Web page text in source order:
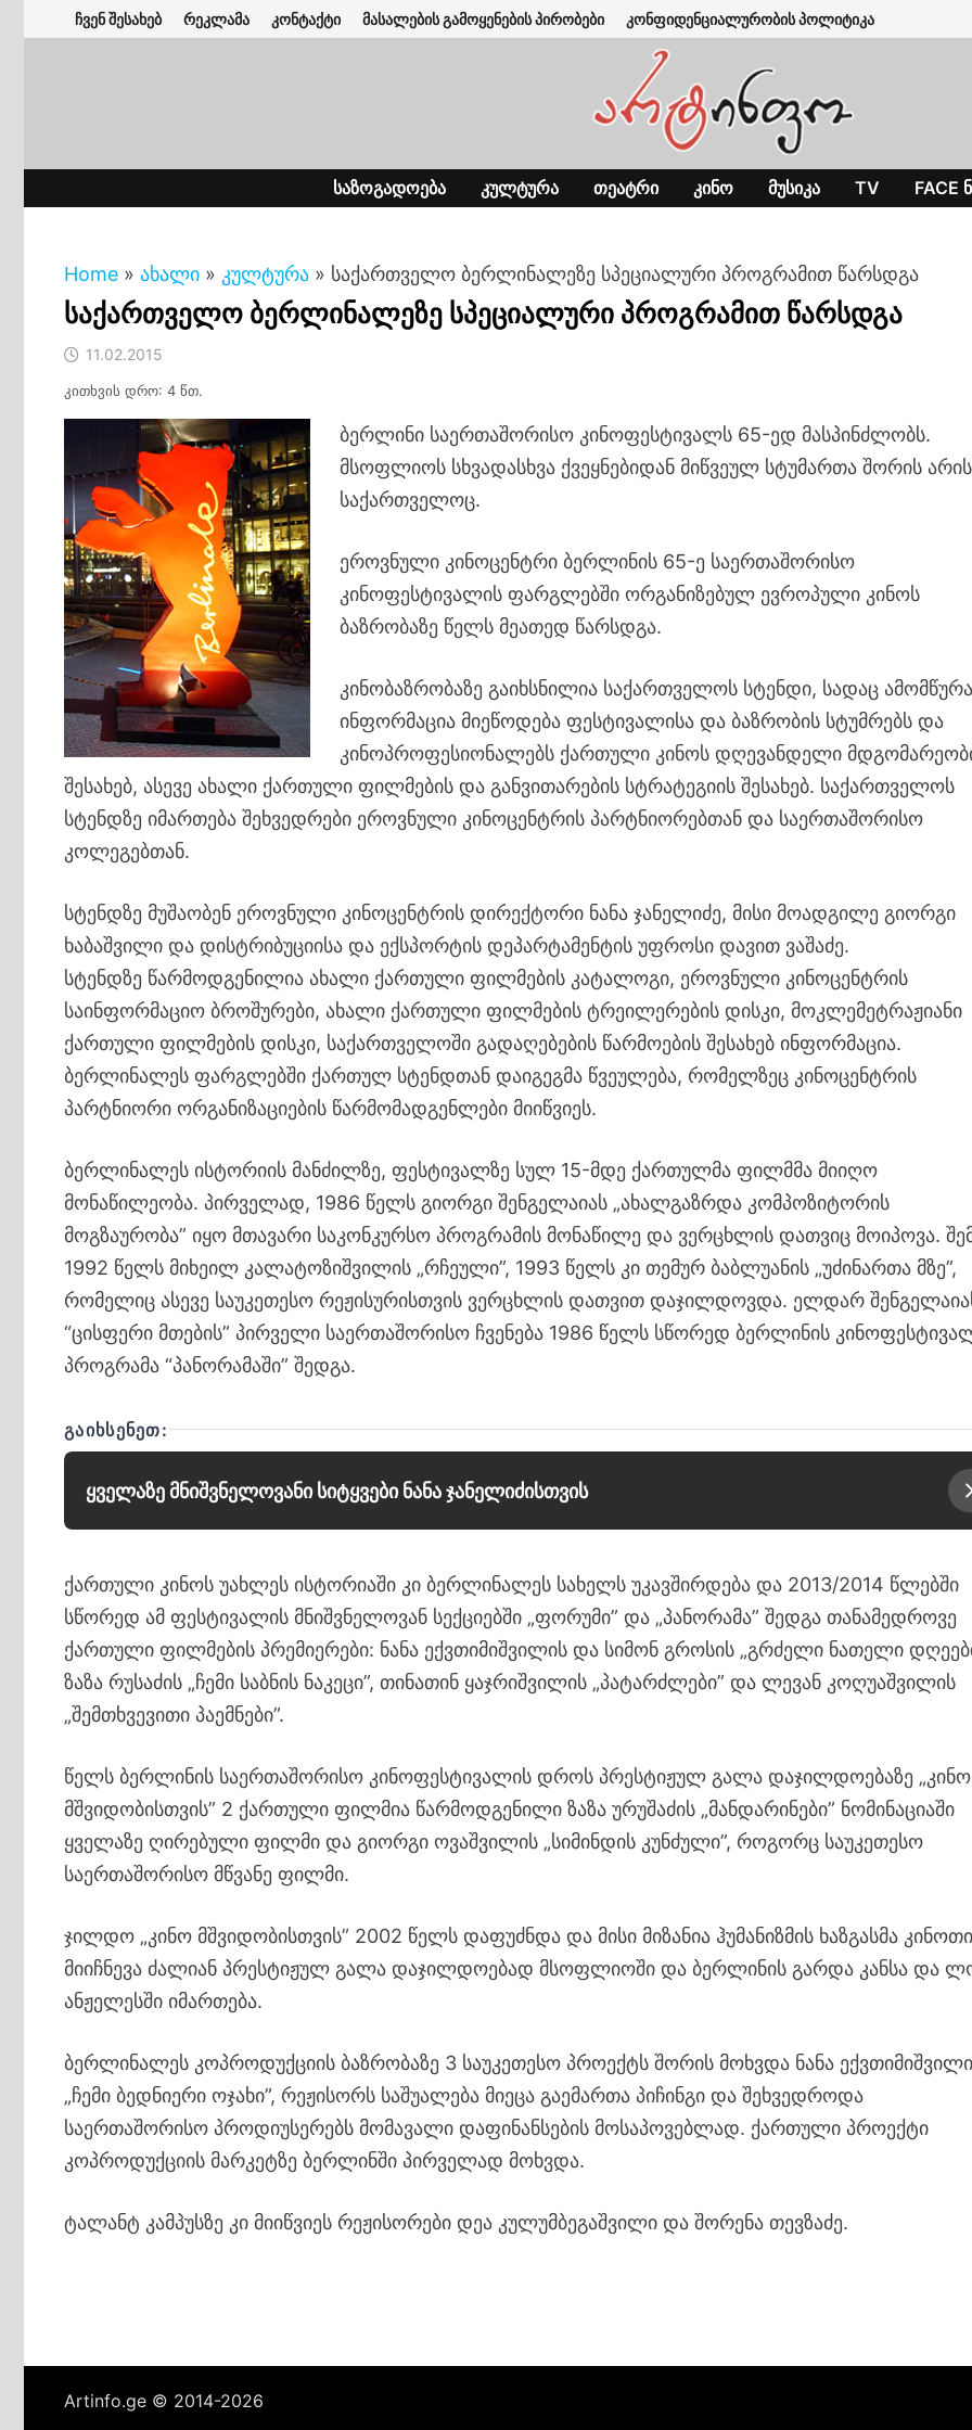
to
ჩვენ შესახებ რეკლამა კონტაქტი მასალების გამოყენების პირობები კონფიდენციალურობის პოლიტიკა
ᲡᲐᲖᲝᲒᲐᲓᲝᲔᲑᲐ ᲙᲣᲚᲢᲣᲠᲐ ᲗᲔᲐᲢᲠᲘ ᲙᲘᲜᲝ ᲛᲣᲡᲘᲙᲐ TV FACE
Home » ახალი » კულტურა » საქართველო ბერლინალეზე სპეციალური პროგრამით წარსდგა
საქართველო ბერლინალეზე სპეციალური პროგრამით წარსდგა
11.02.2015
კითხვის დრო: 4 წთ.
ბერლინი საერთაშორისო კინოფესტივალს 65-ედ მასპინძლობს.
მსოფლიოს სხვადასხვა ქვეყნებიდან მიწვეულ სტუმართა შორის არის
საქართველოც.
ეროვნული კინოცენტრი ბერლინის 65-ე საერთაშორისო
კინოფესტივალის ფარგლებში ორგანიზებულ ევროპული კინოს
ბაზრობაზე წელს მეათედ წარსდგა.
კინობაზრობაზე გაიხსნილია საქართველოს სტენდი, სადაც
ინფორმაცია მიეწოდება ფესტივალისა და ბაზრობის სტუმრებს და
კინოპროფესიონალებს ქართული კინოს დღევანდელი
შესახებ, ასევე ახალი ქართული ფილმების და განვითარების სტრატეგიის შესახებ. საქართველოს
სტენდზე იმართება შეხვედრები ეროვნული კინოცენტრის პარტნიორებთან და საერთაშორისო
კოლეგებთან.
სტენდზე მუშაობენ ეროვნული კინოცენტრის დირექტორი ნანა ჯანელიძე, მისი მოადგილე გიორგი
ხაბაშვილი და დისტრიბუციისა და ექსპორტის დეპარტამენტის უფროსი დავით ვაშაძე.
სტენდზე წარმოდგენილია ახალი ქართული ფილმების კატალოგი, ეროვნული კინოცენტრის
საინფორმაციო ბროშურები, ახალი ქართული ფილმების ტრეილერების დისკი, მოკლემეტრაჟიანი
ქართული ფილმების დისკი, საქართველოში გადაღებების წარმოების შესახებ ინფორმაცია.
ბერლინალეს ფარგლებში ქართულ სტენდთან დაიგეგმა წვეულება, რომელზეც კინოცენტრის
პარტნიორი ორგანიზაციების წარმომადგენლები მიიწვიეს.
ბერლინალეს ისტორიის მანძილზე, ფესტივალზე სულ 15-მდე ქართულმა ფილმმა მიიღო
მონაწილეობა. პირველად, 1986 წელს გიორგი შენგელაიას „ახალგაზრდა კომპოზიტორის
მოგზაურობა” იყო მთავარი საკონკურსო პროგრამის მონაწილე და ვერცხლის დათვიც მოიპოვა.
1992 წელს მიხეილ კალატოზიშვილის „რჩეული”, 1993 წელს კი თემურ ბაბლუანის „უძინართა მზე”,
რომელიც ასევე საუკეთესო რეჟისურისთვის ვერცხლის დათვით დაჯილდოვდა. ელდარ
“ცისფერი მთების” პირველი საერთაშორისო ჩვენება 1986 წელს სწორედ ბერლინის
პროგრამა “პანორამაში” შედგა.
ᲒᲐᲘᲮᲡᲔᲜᲔᲗ:
ყველაზე მნიშვნელოვანი სიტყვები ნანა ჯანელიძისთვის
ქართული კინოს უახლეს ისტორიაში კი ბერლინალეს სახელს უკავშირდება და 2013/2014 წლებში
სწორედ ამ ფესტივალის მნიშვნელოვან სექციებში „ფორუმი” და „პანორამა” შედგა თანამედროვე
ქართული ფილმების პრემიერები: ნანა ექვთიმიშვილის და სიმონ გროსის „გრძელი ნათელი
ზაზა რუსაძის „ჩემი საბნის ნაკეცი”, თინათინ ყაჯრიშვილის „პატარძლები” და ლევან კოღუაშვილის
„შემთხვევითი პაემნები”.
წელს ბერლინის საერთაშორისო კინოფესტივალის დროს პრესტიჟულ გალა დაჯილდოებაზე „კინო
მშვიდობისთვის” 2 ქართული ფილმია წარმოდგენილი ზაზა ურუშაძის „მანდარინები” ნომინაციაში
ყველაზე ღირებული ფილმი და გიორგი ოვაშვილის „სიმინდის კუნძული”, როგორც საუკეთესო
საერთაშორისო მწვანე ფილმი.
ჯილდო „კინო მშვიდობისთვის” 2002 წელს დაფუძნდა და მისი მიზანია ჰუმანიზმის ხაზგასმა
მიიჩნევა ძალიან პრესტიჟულ გალა დაჯილდოებად მსოფლიოში და ბერლინის გარდა კანსა და
ანჟელესში იმართება.
ბერლინალეს კოპროდუქციის ბაზრობაზე 3 საუკეთესო პროექტს შორის მოხვდა ნანა
„ჩემი ბედნიერი ოჯახი”, რეჟისორს საშუალება მიეცა გაემართა პიჩინგი და შეხვედროდა
საერთაშორისო პროდიუსერებს მომავალი დაფინანსების მოსაპოვებლად. ქართული პროექტი
კოპროდუქციის მარკეტზე ბერლინში პირველად მოხვდა.
ტალანტ კამპუსზე კი მიიწვიეს რეჟისორები დეა კულუმბეგაშვილი და შორენა თევზაძე.
Artinfo.ge © 2014-2026